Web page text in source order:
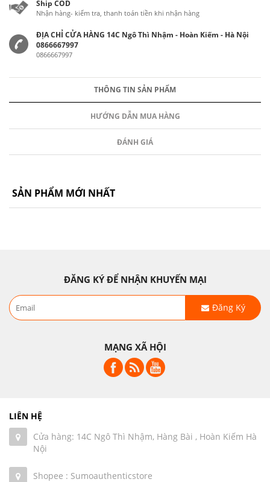
Ship COD
Nhận hàng- kiểm tra, thanh toán tiền khi nhận hàng
ĐỊA CHỈ CỬA HÀNG 14C Ngô Thì Nhậm - Hoàn Kiếm - Hà Nội
0866667997
0866667997
THÔNG TIN SẢN PHẨM
HƯỚNG DẪN MUA HÀNG
ĐÁNH GIÁ
SẢN PHẨM MỚI NHẤT
ĐĂNG KÝ ĐỂ NHẬN KHUYẾN MẠI
Đăng Ký
MẠNG XÃ HỘI
LIÊN HỆ
Cửa hàng: 14C Ngô Thì Nhậm, Hàng Bài , Hoàn Kiếm Hà
Nội
Shopee : Sumoauthenticstore